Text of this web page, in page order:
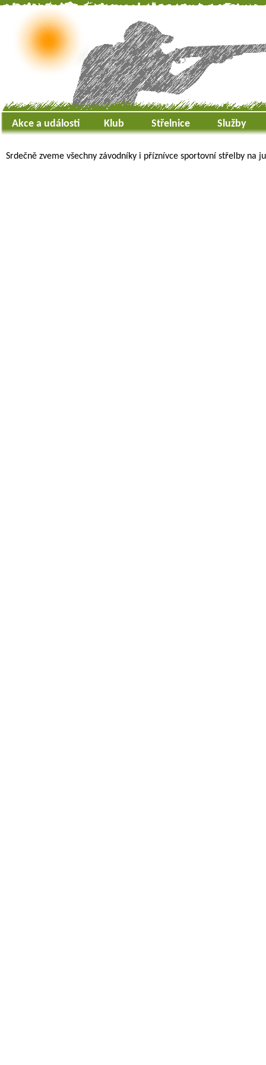
Akce a události Klub Střelnice Služby
Srdečně zveme všechny závodníky i příznívce sportovní střelby na